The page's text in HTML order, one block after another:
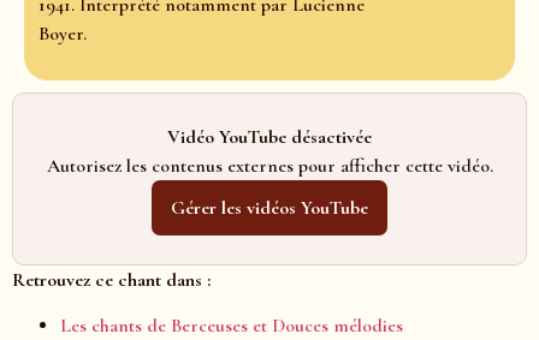
1941. Interprété notamment par Lucienne
Boyer.
Vidéo YouTube désactivée
Autorisez les contenus externes pour afficher cette vidéo.
Gérer les vidéos YouTube
Retrouvez ce chant dans :
Les chants de Berceuses et Douces mélodies